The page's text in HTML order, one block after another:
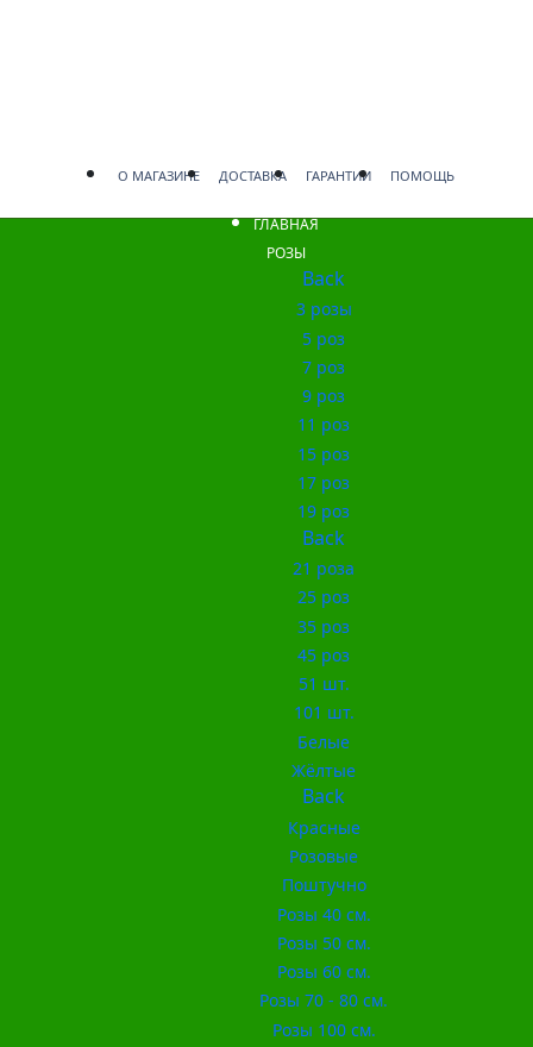
О МАГАЗИНЕ ДОСТАВКА ГАРАНТИИ ПОМОЩЬ
ГЛАВНАЯ
РОЗЫ
Back
3 розы
5 роз
7 роз
9 роз
11 роз
15 роз
17 роз
19 роз
Back
21 роза
25 роз
35 роз
45 роз
51 шт.
101 шт.
Белые
Жёлтые
Back
Красные
Розовые
Поштучно
Розы 40 см.
Розы 50 см.
Розы 60 см.
Розы 70 - 80 см.
Розы 100 см.